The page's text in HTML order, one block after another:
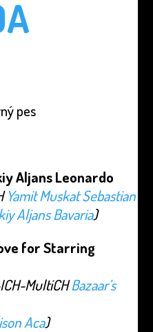
pes
Aljans Leonardo
Yamit Muskat Sebastian
Aljans Bavaria)
for Starring
MultiCHBazaar’s
Aca)